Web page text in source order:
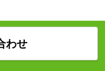
わせ